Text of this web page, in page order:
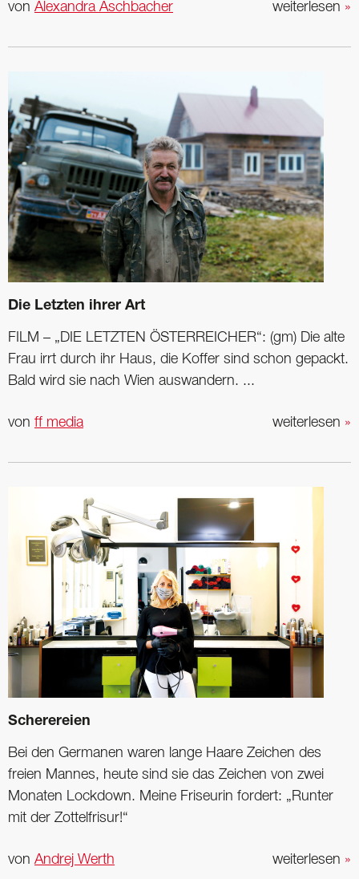
weiterlesen »
von Alexandra Aschbacher
Die Letzten ihrer Art
FILM – „DIE LETZTEN ÖSTERREICHER“: (gm) Die alte
Frau irrt durch ihr Haus, die Koffer sind schon gepackt.
Bald wird sie nach Wien auswandern. ...
weiterlesen »
von ff media
Scherereien
Bei den Germanen waren lange Haare Zeichen des
freien Mannes, heute sind sie das Zeichen von zwei
Monaten Lockdown. Meine Friseurin fordert: „Runter
mit der Zottelfrisur!“
weiterlesen »
von Andrej Werth